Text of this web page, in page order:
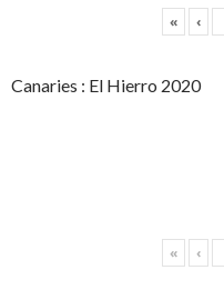
« ‹
Canaries : El Hierro 2020
« ‹